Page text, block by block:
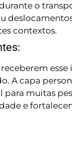
o
contextos.
A capa
muitas
e